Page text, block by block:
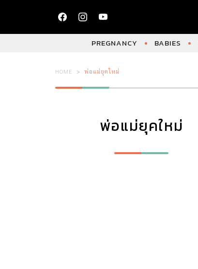
PREGNANCY BABIES
HOME พ่อแม่ยุคใหม่
พ่อแม่ยุคใหม่